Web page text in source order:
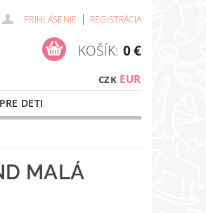
PRIHLÁSENIE | REGISTRÁCIA
CZK EUR
KOŠÍK: 0 €
DETI
MALÁ